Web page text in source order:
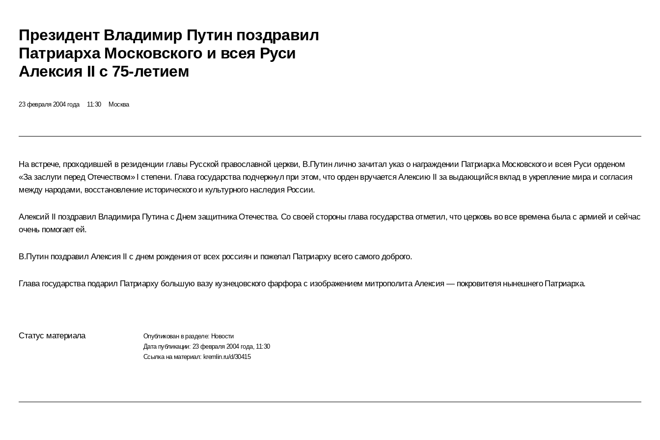
Президент Владимир Путин поздравил
Патриарха Московского и всея Руси
Алексия II с 75-летием
23 февраля 2004 года 11:30 Москва
На встрече, проходившей в резиденции главы Русской православной церкви, В.Путин лично зачитал указ о награждении Патриарха Московского и всея Руси орденом
«За заслуги перед Отечеством» I степени. Глава государства подчеркнул при этом, что орден вручается Алексию II за выдающийся вклад в укрепление мира и согласия
между народами, восстановление исторического и культурного наследия России.
Алексий II поздравил Владимира Путина с Днем защитника Отечества. Со своей стороны глава государства отметил, что церковь во все времена была с армией и сейчас
очень помогает ей.
В.Путин поздравил Алексия II с днем рождения от всех россиян и пожелал Патриарху всего самого доброго.
Глава государства подарил Патриарху большую вазу кузнецовского фарфора с изображением митрополита Алексия — покровителя нынешнего Патриарха.
Статус материала Опубликован в разделе: Новости
Дата публикации: 23 февраля 2004 года, 11:30
Ссылка на материал: kremlin.ru/d/30415